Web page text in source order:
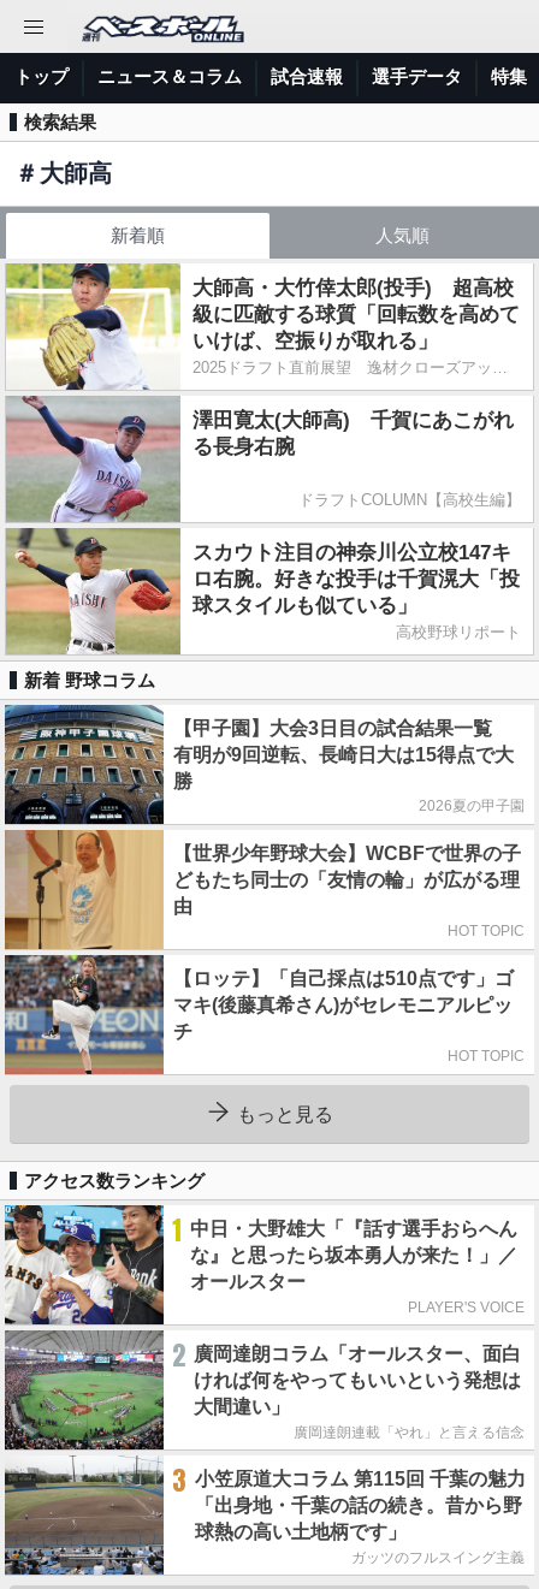
トップ ニュース＆コラム 試合速報 選手データ 特集
検索結果
＃ 大師高
新着順 人気順
大師高・大竹倖太郎(投手) 超高校
級に匹敵する球質「回転数を高めて
いけば、空振りが取れる」
2025ドラフト直前展望 逸材クローズアップ【神奈川公立3人衆】
澤田寛太(大師高) 千賀にあこがれ
る長身右腕
ドラフトCOLUMN【高校生編】
スカウト注目の神奈川公立校147キ
ロ右腕。好きな投手は千賀滉大「投
球スタイルも似ている」
高校野球リポート
新着 野球コラム
【甲子園】大会3日目の試合結果一覧
有明が9回逆転、長崎日大は15得点で大
勝
2026夏の甲子園
【世界少年野球大会】WCBFで世界の子
どもたち同士の「友情の輪」が広がる理
由
HOT TOPIC
【ロッテ】「自己採点は510点です」ゴ
マキ(後藤真希さん)がセレモニアルピッ
チ
HOT TOPIC
もっと見る
アクセス数ランキング
1 中日・大野雄大「『話す選手おらへん
な』と思ったら坂本勇人が来た！」／
オールスター
PLAYER'S VOICE
2 廣岡達朗コラム「オールスター、面白
ければ何をやってもいいという発想は
大間違い」
廣岡達朗連載「やれ」と言える信念
3 小笠原道大コラム 第115回 千葉の魅力
「出身地・千葉の話の続き。昔から野
球熱の高い土地柄です」
ガッツのフルスイング主義